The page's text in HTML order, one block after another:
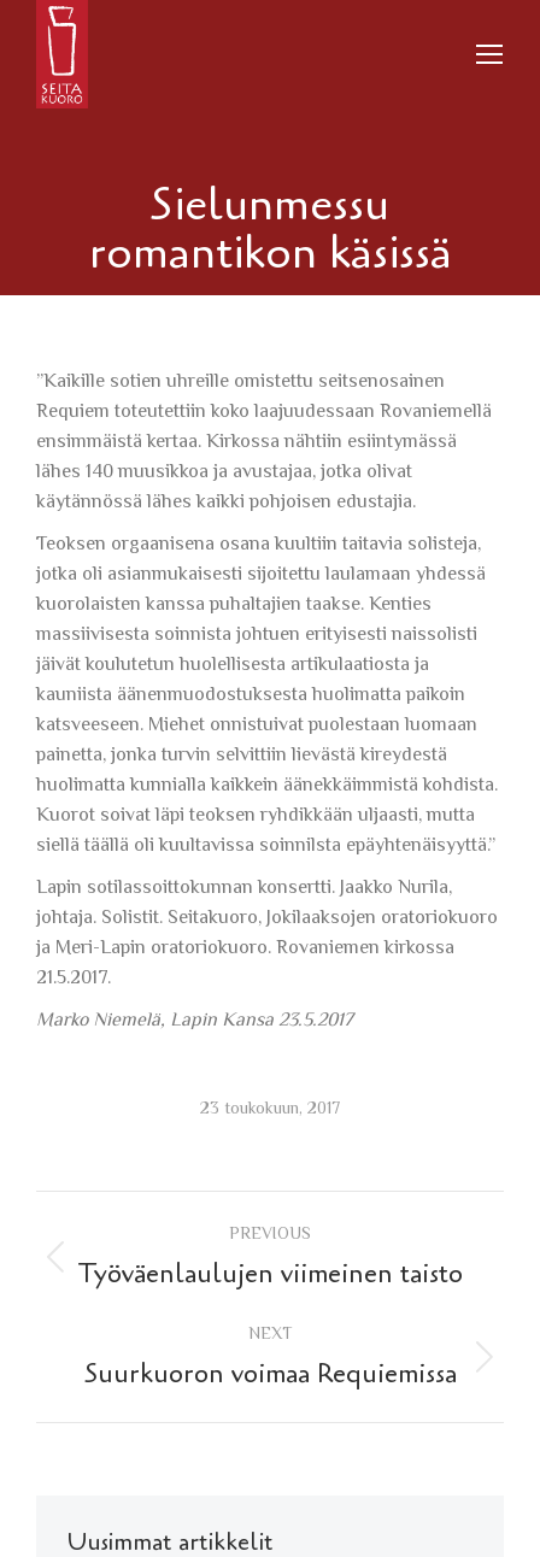
Sielunmessu
romantikon käsissä
”Kaikille sotien uhreille omistettu seitsenosainen
Requiem toteutettiin koko laajuudessaan Rovaniemellä
ensimmäistä kertaa. Kirkossa nähtiin esiintymässä
lähes 140 muusikkoa ja avustajaa, jotka olivat
käytännössä lähes kaikki pohjoisen edustajia.
Teoksen orgaanisena osana kuultiin taitavia solisteja,
jotka oli asianmukaisesti sijoitettu laulamaan yhdessä
kuorolaisten kanssa puhaltajien taakse. Kenties
massiivisesta soinnista johtuen erityisesti naissolisti
jäivät koulutetun huolellisesta artikulaatiosta ja
kauniista äänenmuodostuksesta huolimatta paikoin
katsveeseen. Miehet onnistuivat puolestaan luomaan
painetta, jonka turvin selvittiin lievästä kireydestä
huolimatta kunnialla kaikkein äänekkäimmistä kohdista.
Kuorot soivat läpi teoksen ryhdikkään uljaasti, mutta
siellä täällä oli kuultavissa soinnilsta epäyhtenäisyyttä.”
Lapin sotilassoittokunnan konsertti. Jaakko Nurila,
johtaja. Solistit. Seitakuoro, Jokilaaksojen oratoriokuoro
ja Meri-Lapin oratoriokuoro. Rovaniemen kirkossa
21.5.2017.
Marko Niemelä, Lapin Kansa 23.5.2017
23 toukokuun, 2017
Post
navigation
PREVIOUS
Previous
Työväenlaulujen viimeinen taisto
NEXT
Next
Suurkuoron voimaa Requiemissa
Uusimmat artikkelit